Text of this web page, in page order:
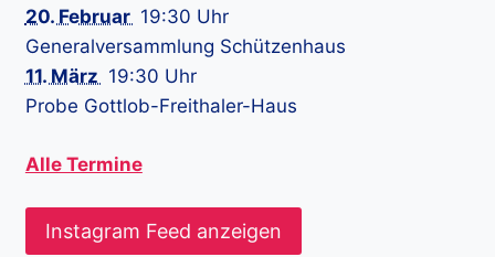
20. Februar 19:30 Uhr
Generalversammlung Schützenhaus
11. März 19:30 Uhr
Probe Gottlob-Freithaler-Haus
Alle Termine
Instagram Feed anzeigen